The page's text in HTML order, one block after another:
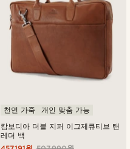
캄보디아 더블 지퍼 이그제큐티브 탠
레더 백
천연 가죽 개인 맞춤 가능